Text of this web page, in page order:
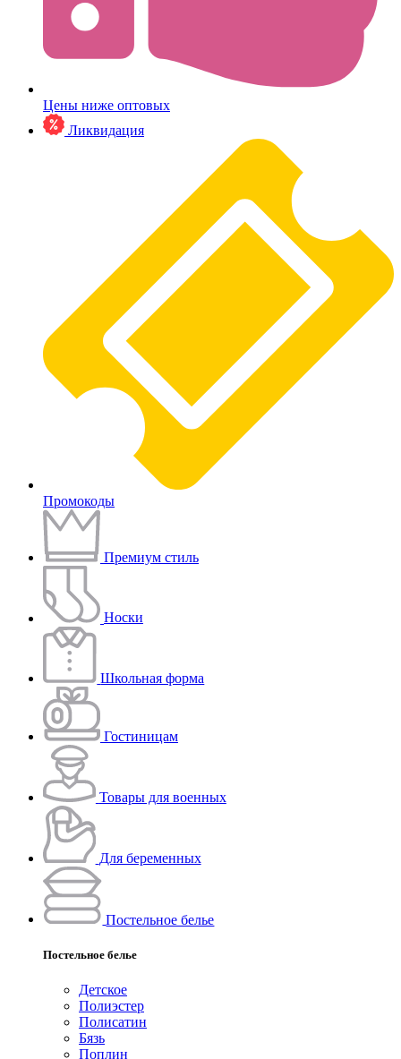
Цены ниже оптовых
Ликвидация
Промокоды
Премиум стиль
Носки
Школьная форма
Гостиницам
Товары для военных
Для беременных
Постельное белье
Постельное белье
Детское
Полиэстeр
Полисатин
Бязь
Поплин